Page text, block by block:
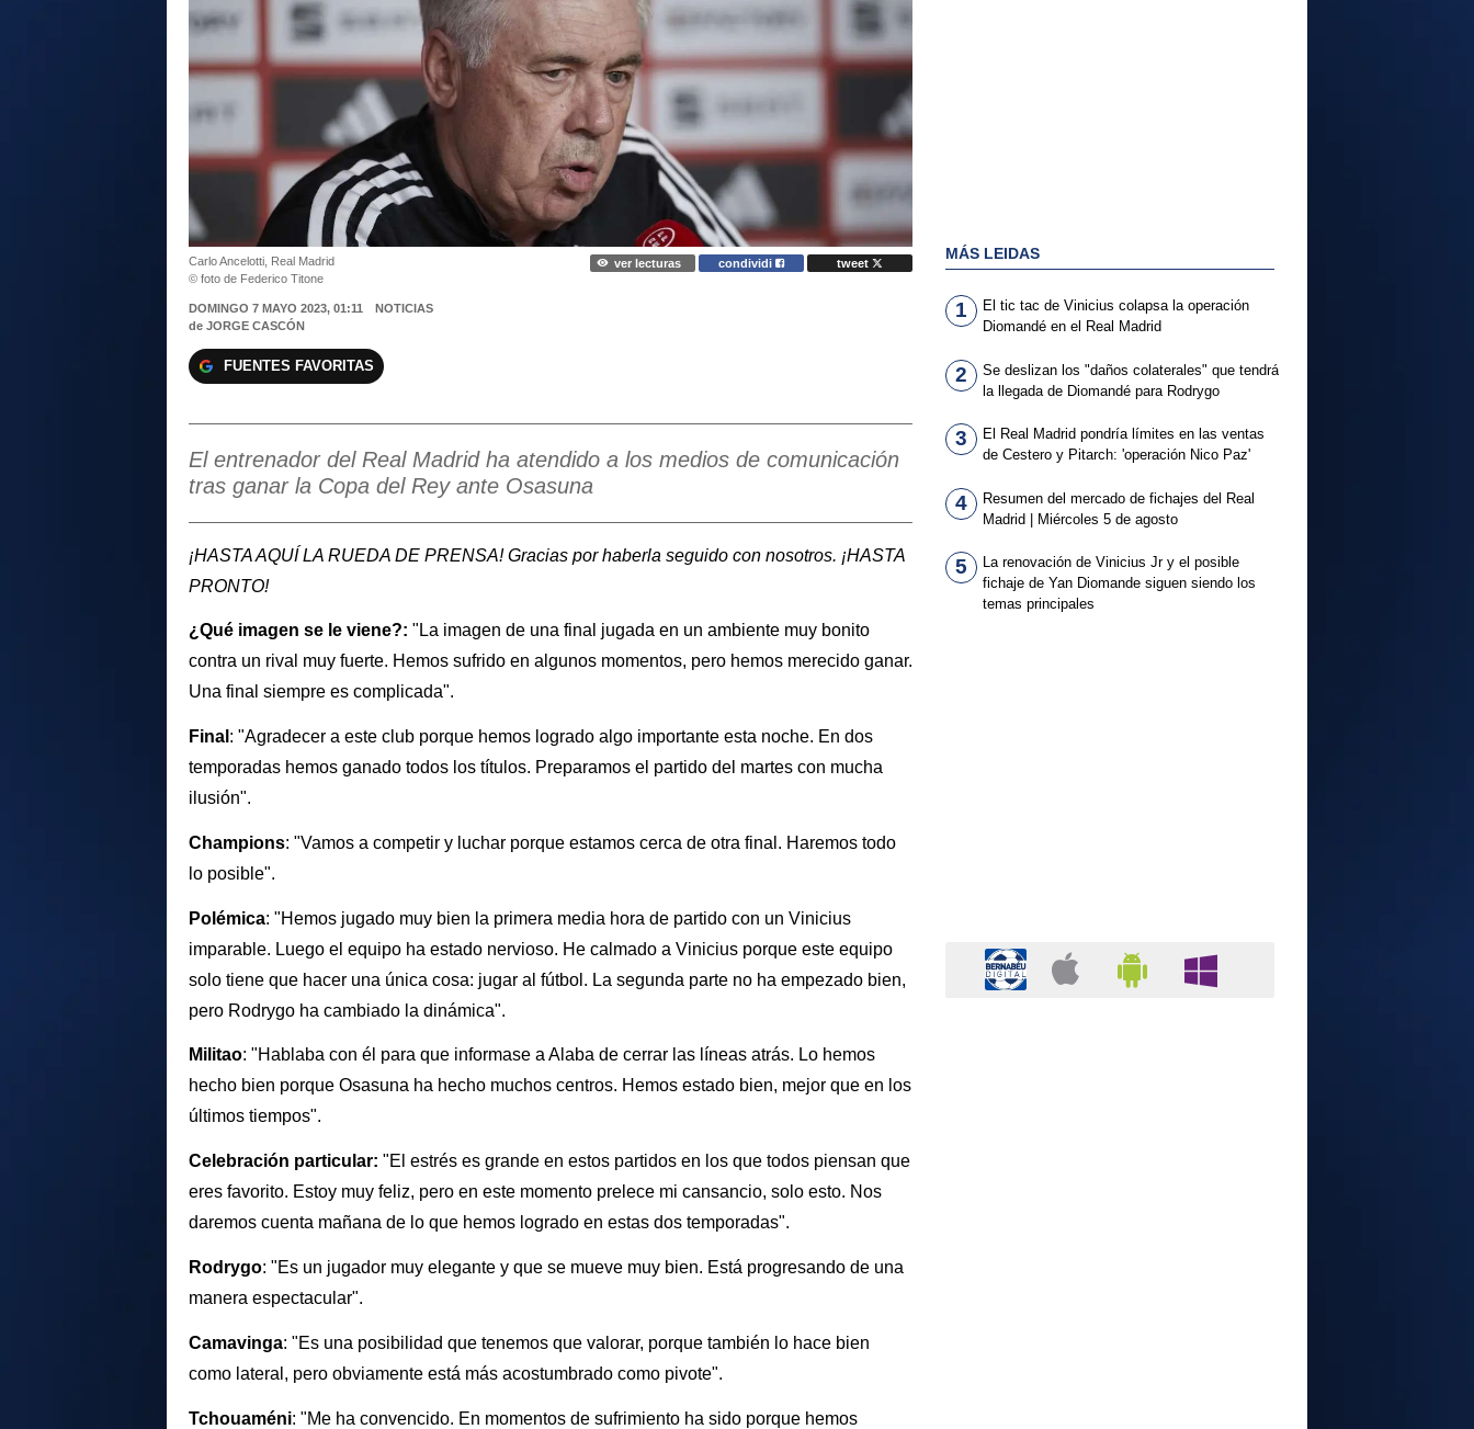
Carlo Ancelotti, Real Madrid
© foto de Federico Titone
ver lecturas condividi tweet
DOMINGO 7 MAYO 2023, 01:11
NOTICIAS
de JORGE CASCÓN
FUENTES FAVORITAS
El entrenador del Real Madrid ha atendido a los medios de comunicación
tras ganar la Copa del Rey ante Osasuna
¡HASTA AQUÍ LA RUEDA DE PRENSA! Gracias por haberla seguido con nosotros. ¡HASTA
PRONTO!
¿Qué imagen se le viene?: "La imagen de una final jugada en un ambiente muy bonito
contra un rival muy fuerte. Hemos sufrido en algunos momentos, pero hemos merecido ganar.
Una final siempre es complicada".
Final : "Agradecer a este club porque hemos logrado algo importante esta noche. En dos
temporadas hemos ganado todos los títulos. Preparamos el partido del martes con mucha
ilusión".
Champions: "Vamos a competir y luchar porque estamos cerca de otra final. Haremos todo
lo posible".
Polémica: "Hemos jugado muy bien la primera media hora de partido con un Vinicius
imparable. Luego el equipo ha estado nervioso. He calmado a Vinicius porque este equipo
solo tiene que hacer una única cosa: jugar al fútbol. La segunda parte no ha empezado bien,
pero Rodrygo ha cambiado la dinámica".
Militao: "Hablaba con él para que informase a Alaba de cerrar las líneas atrás. Lo hemos
hecho bien porque Osasuna ha hecho muchos centros. Hemos estado bien, mejor que en los
últimos tiempos".
Celebración particular: "El estrés es grande en estos partidos en los que todos piensan que
eres favorito. Estoy muy feliz, pero en este momento prelece mi cansancio, solo esto. Nos
daremos cuenta mañana de lo que hemos logrado en estas dos temporadas".
Rodrygo: "Es un jugador muy elegante y que se mueve muy bien. Está progresando de una
manera espectacular".
Camavinga: "Es una posibilidad que tenemos que valorar, porque también lo hace bien
como lateral, pero obviamente está más acostumbrado como pivote".
Tchouaméni: "Me ha convencido. En momentos de sufrimiento ha sido porque hemos
MÁS LEIDAS
1
El tic tac de Vinicius colapsa la operación
Diomandé en el Real Madrid
2
Se deslizan los "daños colaterales" que tendrá
la llegada de Diomandé para Rodrygo
3
El Real Madrid pondría límites en las ventas
de Cestero y Pitarch: 'operación Nico Paz'
4
Resumen del mercado de fichajes del Real
Madrid | Miércoles 5 de agosto
5
La renovación de Vinicius Jr y el posible
fichaje de Yan Diomande siguen siendo los
temas principales